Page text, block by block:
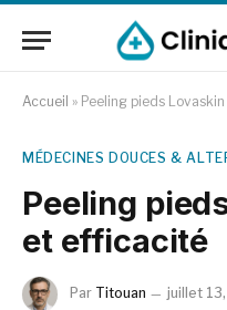
Accueil » Peeling pieds
MÉDECINES DOUCES &
Peeling
et efficacité
Par Titouan juillet